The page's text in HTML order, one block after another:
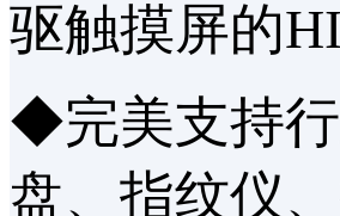
驱触摸屏的
◆完美支持行
盘、指纹仪